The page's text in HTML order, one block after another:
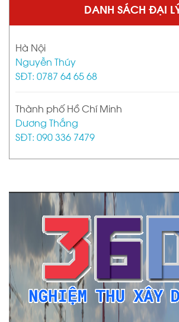
DANH SÁCH ĐẠI
Hà Nội
Nguyễn Thúy
SĐT: 0787 64 65 68
Thành phố Hồ Chí Minh
Dương Thắng
SĐT: 090 336 7479